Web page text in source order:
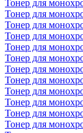
Тонер для
Тонер для
Тонер для
Тонер для
Тонер для
Тонер для
Тонер для
Тонер для
Тонер для
Тонер для
Тонер для
Тонер для